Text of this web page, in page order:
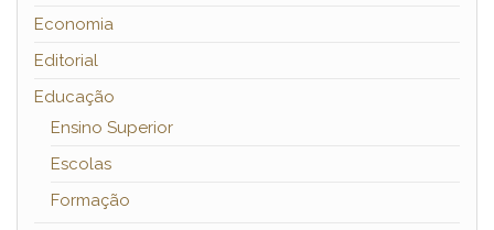
Economia
Editorial
Educação
Ensino Superior
Escolas
Formação